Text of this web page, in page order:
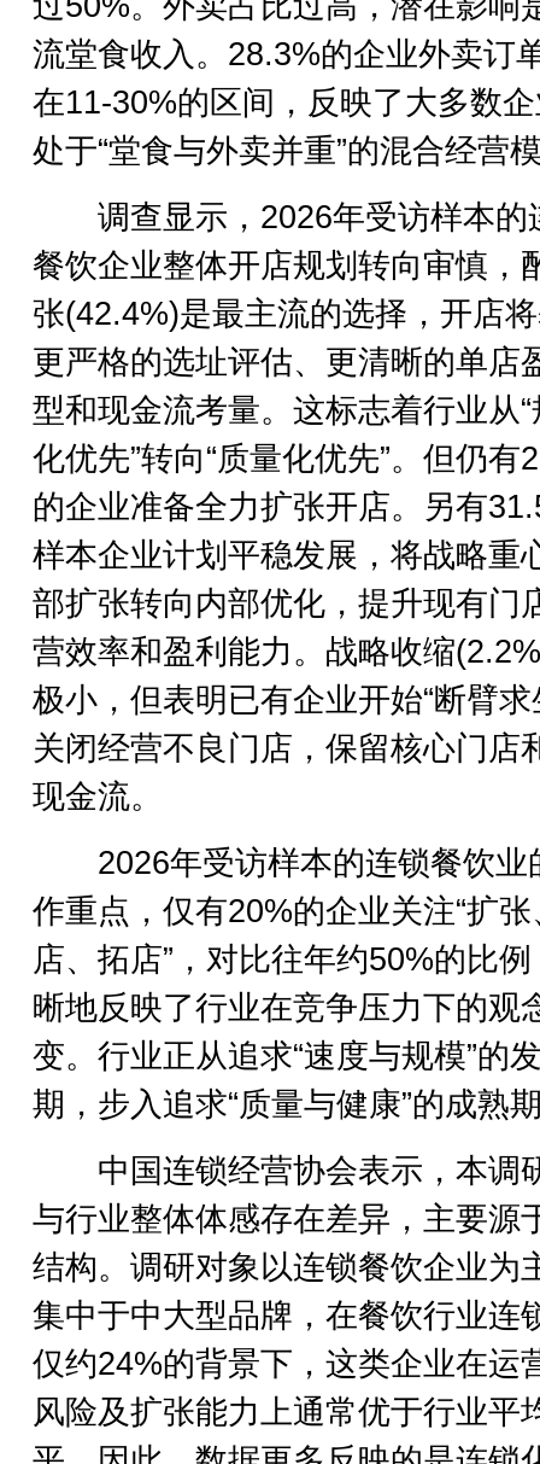
流堂食收入。28.3%的企业外卖订
在11-30%的区间，反映了大多数
处于“堂食与外卖并重”的混合经营
调查显示，2026年受访样本的
餐饮企业整体开店规划转向审慎，
张(42.4%)是最主流的选择，开店
更严格的选址评估、更清晰的单店
型和现金流考量。这标志着行业从
化优先”转向“质量化优先”。但仍有
的企业准备全力扩张开店。另有
样本企业计划平稳发展，将战略重
部扩张转向内部优化，提升现有门
营效率和盈利能力。战略收缩
极小，但表明已有企业开始“断臂求
关闭经营不良门店，保留核心门店
现金流。
2026年受访样本的连锁餐饮业
作重点，仅有20%的企业关注“扩
店、拓店”，对比往年约50%的比
晰地反映了行业在竞争压力下的观
变。行业正从追求“速度与规模”的
期，步入追求“质量与健康”的成熟
中国连锁经营协会表示，本调
与行业整体体感存在差异，主要源
结构。调研对象以连锁餐饮企业为
集中于中大型品牌，在餐饮行业连
仅约24%的背景下，这类企业在运
风险及扩张能力上通常优于行业平